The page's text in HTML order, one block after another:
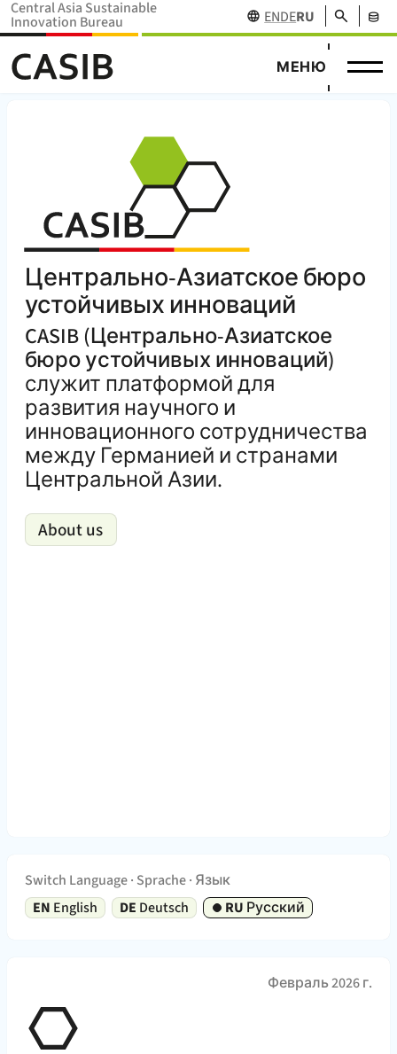
ENDERU
Central Asia Sustainable
Innovation Bureau
О нас
МЕНЮ
Центрально-Азиатское бюро
устойчивых инноваций
CASIB (Центрально-Азиатское
бюро устойчивых инноваций)
служит платформой для
развития научного и
инновационного сотрудничества
между Германией и странами
Центральной Азии.
About us
Switch Language· Sprache· Язык
EN English DE Deutsch RU Русский
Февраль 2026 г.